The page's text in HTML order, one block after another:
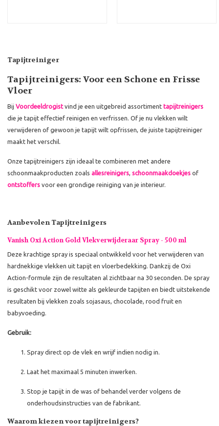
Tapijtreiniger
Tapijtreinigers: Voor een Schone en Frisse
Vloer
Bij Voordeeldrogistvind je een uitgebreid assortiment tapijtreinigers
die je tapijt effectief reinigen en verfrissen. Of je nu vlekken wilt
verwijderen of gewoon je tapijt wilt opfrissen, de juiste tapijtreiniger
maakt het verschil.
Onze tapijtreinigers zijn ideaal te combineren met andere
schoonmaakproducten zoals allesreinigers schoonmaakdoekjes of
ontstoffers voor een grondige reiniging van je interieur.
Aanbevolen Tapijtreinigers
Vanish Oxi Action Gold Vlekverwijderaar Spray - 500 ml
Deze krachtige spray is speciaal ontwikkeld voor het verwijderen van
hardnekkige vlekken uit tapijt en vloerbedekking. Dankzij de Oxi
Action-formule zijn de resultaten al zichtbaar na 30 seconden. De spray
is geschikt voor zowel witte als gekleurde tapijten en biedt uitstekende
resultaten bij vlekken zoals sojasaus, chocolade, rood fruit en
babyvoeding.
Gebruik:
Spray direct op de vlek en wrijf indien nodig in.
Laat het maximaal 5 minuten inwerken.
Stop je tapijt in de was of behandel verder volgens de
onderhoudsinstructies van de fabrikant.
Waarom kiezen voor tapijtreinigers?